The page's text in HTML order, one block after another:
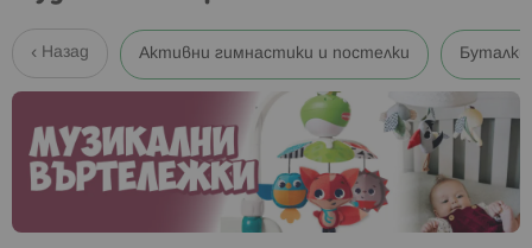
Назад Активни гимнастики и постелки Буталки